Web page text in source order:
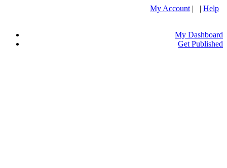
My Account | | Help
My Dashboard
Get Published